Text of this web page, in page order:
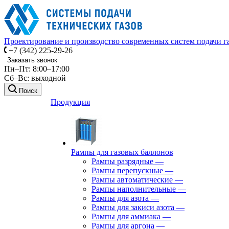
Проектирование и производство современных систем подачи
+7 (342) 225-29-26
Заказать звонок
Пн–Пт: 8:00–17:00
Сб–Вс: выходной
Поиск
Продукция
Рампы для газовых баллонов
Рампы разрядные —
Рампы перепускные —
Рампы автоматические —
Рампы наполнительные —
Рампы для азота —
Рампы для закиси азота —
Рампы для аммиака —
Рампы для аргона —